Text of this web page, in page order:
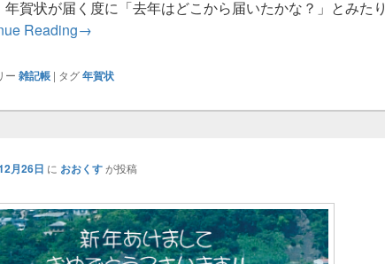
年賀状が届く度に「去年はどこから届いたかな？」とみたり
Reading年賀状の記録と管理
→
ー 雑記帳 | タグ年賀状
月26日 に おおくすが投稿